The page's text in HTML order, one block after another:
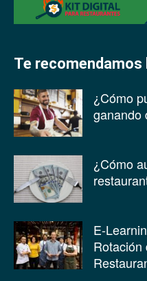
Te recomendamos
¿Cómo
ganando
¿Cómo
E-
Rotación